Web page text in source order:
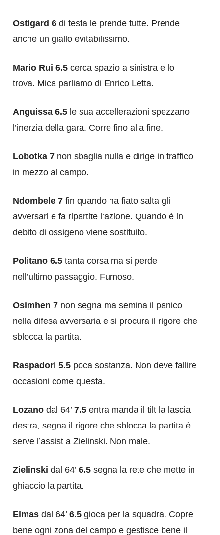
Ostigard 6 di testa le prende tutte. Prende
anche un giallo evitabilissimo.
Mario Rui 6.5 cerca spazio a sinistra e lo
trova. Mica parliamo di Enrico Letta.
Anguissa 6.5 le sua accellerazioni spezzano
l’inerzia della gara. Corre fino alla fine.
Lobotka 7 non sbaglia nulla e dirige in traffico
in mezzo al campo.
Ndombele 7 fin quando ha fiato salta gli
avversari e fa ripartite l’azione. Quando è in
debito di ossigeno viene sostituito.
Politano 6.5 tanta corsa ma si perde
nell’ultimo passaggio. Fumoso.
Osimhen 7 non segna ma semina il panico
nella difesa avversaria e si procura il rigore che
sblocca la partita.
Raspadori 5.5 poca sostanza. Non deve fallire
occasioni come questa.
Lozano dal 64’ 7.5 entra manda il tilt la lascia
destra, segna il rigore che sblocca la partita è
serve l’assist a Zielinski. Non male.
Zielinski dal 64’ 6.5 segna la rete che mette in
ghiaccio la partita.
Elmas dal 64’ 6.5 gioca per la squadra. Copre
bene ogni zona del campo e gestisce bene il